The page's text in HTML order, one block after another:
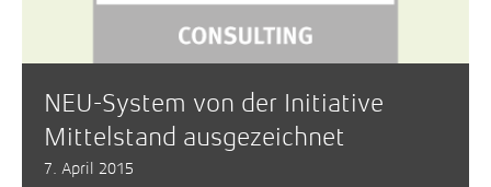
NEU-System von der Initiative
Mittelstand ausgezeichnet
7. April 2015